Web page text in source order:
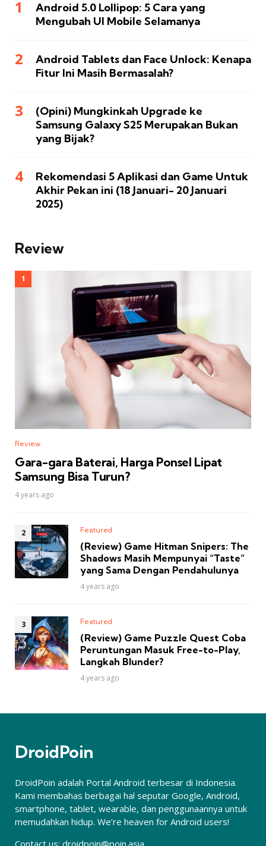
Android 5.0 Lollipop: 5 Cara yang
Mengubah UI Mobile Selamanya
Android Tablets dan Face Unlock: Kenapa
Fitur Ini Masih Bermasalah?
(Opini) Mungkinkah Upgrade ke
Samsung Galaxy S25 Merupakan Bukan
yang Bijak?
Rekomendasi 5 Aplikasi dan Game Untuk
Akhir Pekan ini (18 Januari- 20 Januari
2025)
Review
Review
Gara-gara Baterai, Harga Ponsel Lipat
Samsung Bisa Turun?
4 years ago
Featured
(Review) Game Hitman Snipers: The
Shadows Masih Mempunyai “Taste”
yang Sama Dengan Pendahulunya
4 years ago
Featured
(Review) Game Puzzle Quest Coba
Peruntungan Masuk Free-to-Play,
Langkah Blunder?
4 years ago
DroidPoin
DroidPoin adalah Portal Android terbesar di Indonesia.
Kami membahas berbagai hal seputar Google, Android,
smartphone, tablet, wearable, dan penggunaannya untuk
memudahkan hidup. We’re heaven for Android users!
Contact us: droidpoin@poin.asia